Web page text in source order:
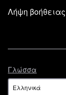
Λήψη βοήθειας
Γλώσσα